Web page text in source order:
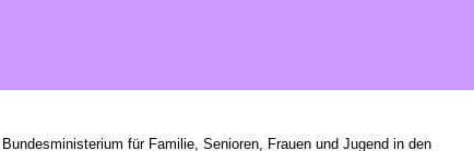
für Familie, Senioren, Frauen und Jugend in den